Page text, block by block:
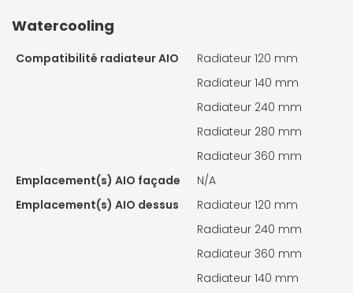
Watercooling
Compatibilité radiateur AIO
Radiateur 120 mm
Radiateur 140 mm
Radiateur 240 mm
Radiateur 280 mm
Radiateur 360 mm
Emplacement(s) AIO façade
N/A
Emplacement(s) AIO dessus
Radiateur 120 mm
Radiateur 240 mm
Radiateur 360 mm
Radiateur 140 mm